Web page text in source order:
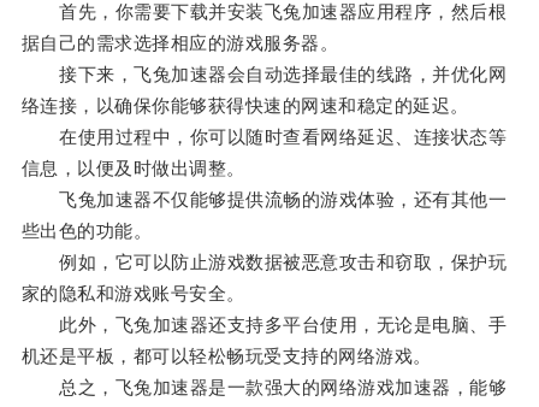
首先，你需要下载并安装飞兔加速器应用程序，然后根
据自己的需求选择相应的游戏服务器。
接下来，飞兔加速器会自动选择最佳的线路，并优化网
络连接，以确保你能够获得快速的网速和稳定的延迟。
在使用过程中，你可以随时查看网络延迟、连接状态等
信息，以便及时做出调整。
飞兔加速器不仅能够提供流畅的游戏体验，还有其他一
些出色的功能。
例如，它可以防止游戏数据被恶意攻击和窃取，保护玩
家的隐私和游戏账号安全。
此外，飞兔加速器还支持多平台使用，无论是电脑、手
机还是平板，都可以轻松畅玩受支持的网络游戏。
总之，飞兔加速器是一款强大的网络游戏加速器，能够